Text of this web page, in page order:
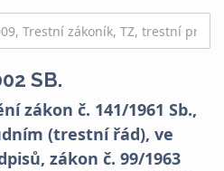
SB.
zákon č. 141/1961 Sb.,
(trestní řád), ve
zákon č. 99/1963